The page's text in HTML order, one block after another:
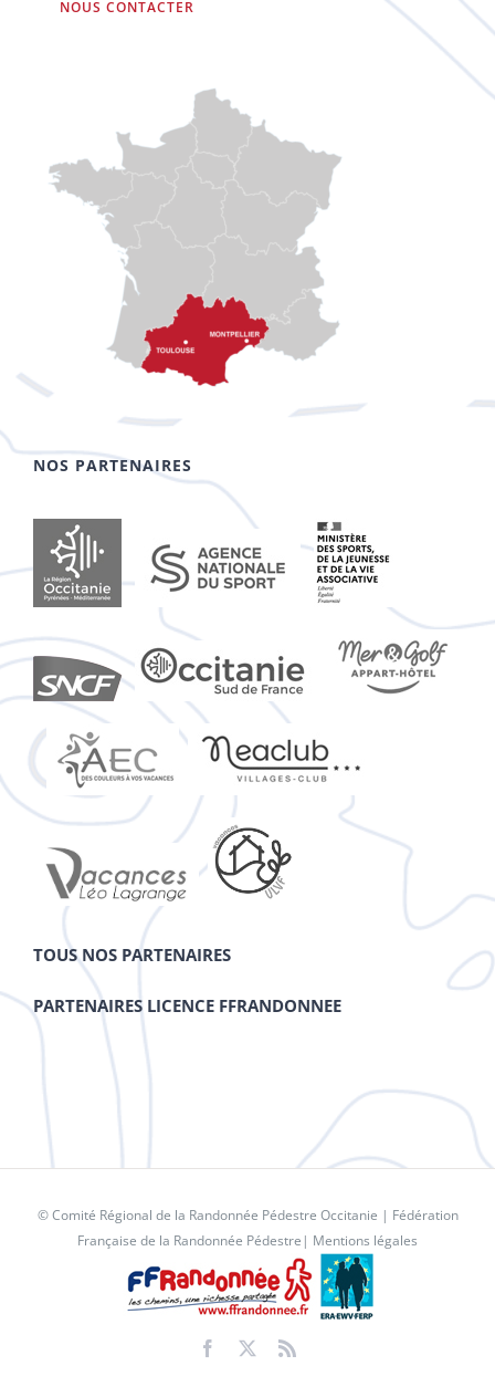
NOUS CONTACTER
NOS PARTENAIRES
TOUS NOS PARTENAIRES
PARTENAIRES LICENCE FFRANDONNEE
© Comité Régional de la Randonnée Pédestre Occitanie | Fédération
Française de la Randonnée Pédestre | Mentions légales
Facebook